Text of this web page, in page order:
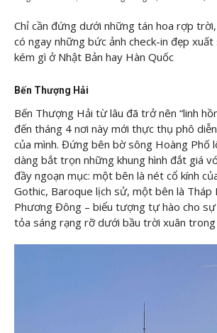
Chỉ cần đứng dưới những tán hoa rợp
có ngay những bức ảnh check-in đẹp xuất
kém gì ở Nhật Bản hay Hàn Quốc
Bến Thượng Hải
Bến Thượng Hải từ lâu đã trở nên “linh
đến tháng 4 nơi này mới thực thụ phô
của mình. Đứng bên bờ sông Hoàng Phố
dàng bắt trọn những khung hình đắt giá
đầy ngoạn mục: một bên là nét cổ kính
Gothic, Baroque lịch sử, một bên là Tháp
Phương Đông – biểu tượng tự hào cho
tỏa sáng rạng rỡ dưới bầu trời xuân